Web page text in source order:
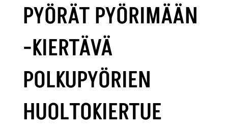
PYÖRÄT PYÖRIMÄÄN
-KIERTÄVÄ
POLKUPYÖRIEN
HUOLTOKIERTUE